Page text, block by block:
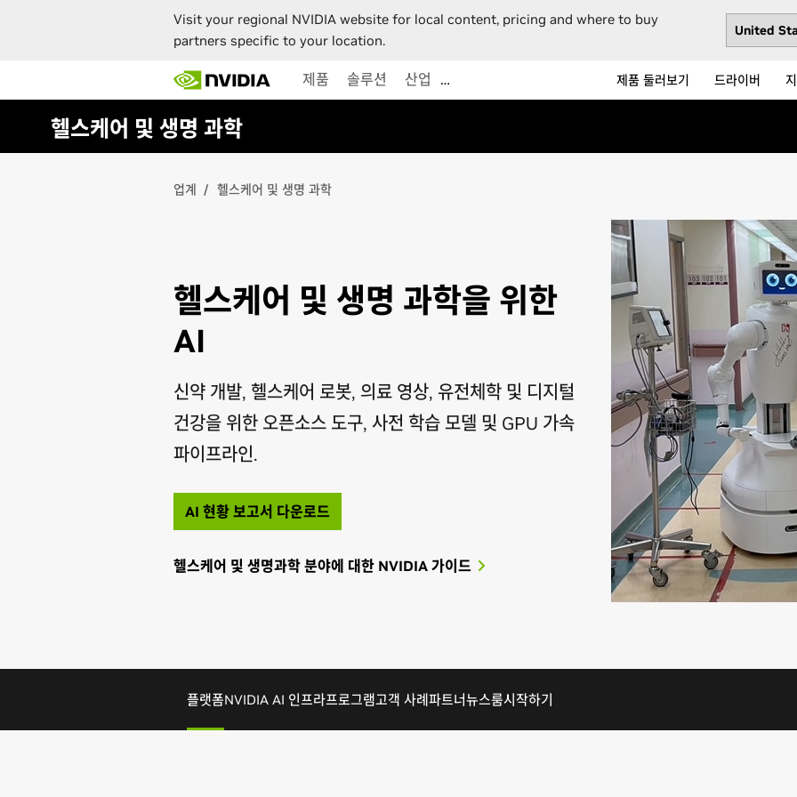
Visit your regional NVIDIA website for local content, pricing and where to buy
partners specific to your location.
main
content
제품 솔루션 산업 … 제품 둘러보기 드라이버
헬스케어 및 생명 과학
업계 헬스케어 및 생명 과학
헬스케어 및 생명 과학을 위한
AI
신약 개발, 헬스케어 로봇, 의료 영상, 유전체학 및 디지털
건강을 위한 오픈소스 도구, 사전 학습 모델 및 GPU 가속
파이프라인.
AI 현황 보고서 다운로드
헬스케어 및 생명과학 분야에 대한 NVIDIA 가이드
플랫폼NVIDIA AI 인프라프로그램고객 사례파트너뉴스룸시작하기